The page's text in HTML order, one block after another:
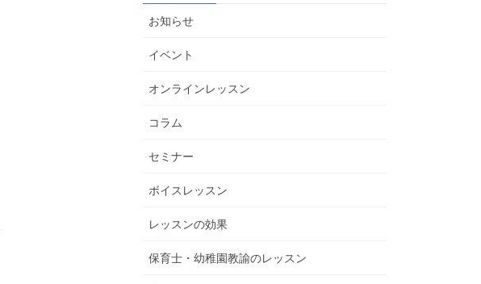
お知らせ
イベント
オンラインレッスン
コラム
セミナー
ボイスレッスン
レッスンの効果
保育士・幼稚園教諭のレッスン